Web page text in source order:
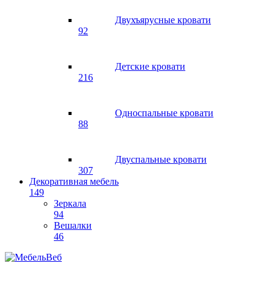
Двухъярусные кровати
92
Детские кровати
216
Односпальные кровати
88
Двуспальные кровати
307
Декоративная мебель
149
Зеркала
94
Вешалки
46